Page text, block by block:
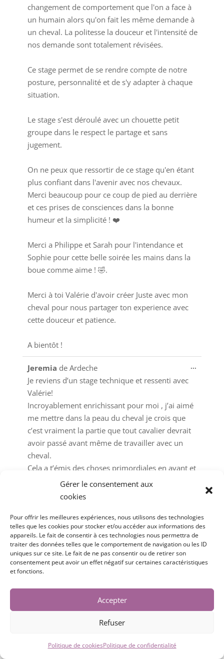
Gérer le consentement aux
cookies
Pour offrir les meilleures expériences, nous utilisons des technologies
telles que les cookies pour stocker et/ou accéder aux informations des
appareils. Le fait de consentir à ces technologies nous permettra de
traiter des données telles que le comportement de navigation ou les ID
uniques sur ce site. Le fait de ne pas consentir ou de retirer son
consentement peut avoir un effet négatif sur certaines caractéristiques
et fonctions.
Accepter
Refuser
Politique de cookiesPolitique de confidentialité
changement de comportement que l'on a face à
un humain alors qu'on fait les même demande à
un cheval. La politesse la douceur et l'intensité de
nos demande sont totalement révisées.
Ce stage permet de se rendre compte de notre
posture, personnalité et de s'y adapter à chaque
situation.
Le stage s'est déroulé avec un chouette petit
groupe dans le respect le partage et sans
jugement.
On ne peux que ressortir de ce stage qu'en étant
plus confiant dans l'avenir avec nos chevaux.
Merci beaucoup pour ce coup de pied au derrière
et ces prises de consciences dans la bonne
humeur et la simplicité ! ❤️
Merci a Philippe et Sarah pour l'intendance et
Sophie pour cette belle soirée les mains dans la
boue comme aime ! 🤣.
Merci à toi Valérie d'avoir créer Juste avec mon
cheval pour nous partager ton experience avec
cette douceur et patience.
A bientôt !
Jeremia de Ardeche
Je reviens d’un stage technique et ressenti avec
Valérie!
Incroyablement enrichissant pour moi , j’ai aimé
me mettre dans la peau du cheval je crois que
c’est vraiment la partie que tout cavalier devrait
avoir passé avant même de travailler avec un
cheval.
Cela a t’émis des choses primordiales en avant et
je comprend bien mieux les réactions de mes
chevaux , de moi même etc.
course ! Ne pas faire subir à notre cheval notre
maladresse !
Voilà merci Valérie de tes enseignements
Y’a plus qu’à !
...
J’ai participé au Stage technique et ressenti du
mois de juin 2023. Ce stage m’a permis
livre. La technique est certes importante mais ne
sera rien sans ce savoir-être qu’il nous faut